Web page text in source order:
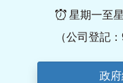
星期一至
（公司登記
政